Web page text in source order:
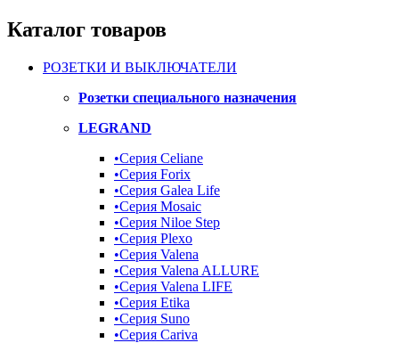
Каталог товаров
РОЗЕТКИ И ВЫКЛЮЧАТЕЛИ
Розетки специального назначения
LEGRAND
•Серия Celiane
•Серия Forix
•Серия Galea Life
•Серия Mosaic
•Серия Niloe Step
•Серия Plexo
•Серия Valena
•Серия Valena ALLURE
•Серия Valena LIFE
•Серия Etika
•Серия Suno
•Серия Cariva